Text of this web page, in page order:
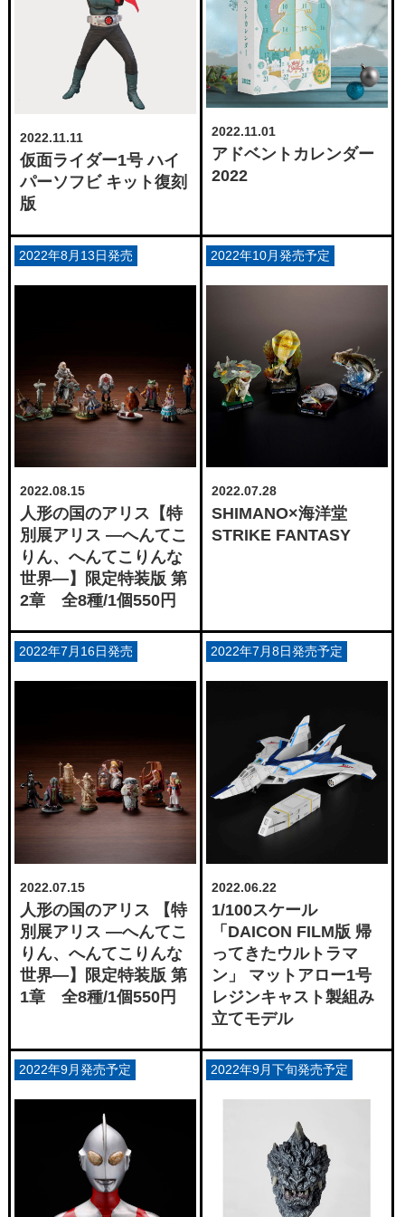
2022.11.11
仮面ライダー1号 ハイ
パーソフビ キット復刻
版
2022.11.01
アドベントカレンダー
2022
2022.08.15
人形の国のアリス【特
別展アリス —へんてこ
りん、へんてこりんな
世界—】限定特装版 第
2章 全8種/1個550円
2022年8月13日発売
2022.07.28
SHIMANO×海洋堂
STRIKE FANTASY
2022年10月発売予定
2022.07.15
人形の国のアリス 【特
別展アリス —へんてこ
りん、へんてこりんな
世界—】限定特装版 第
1章 全8種/1個550円
2022年7月16日発売
2022.06.22
1/100スケール
「DAICON FILM版 帰
ってきたウルトラマ
ン」 マットアロー1号
レジンキャスト製組み
立てモデル
2022年7月8日発売予定
2022年9月発売予定 2022年9月下旬発売予定